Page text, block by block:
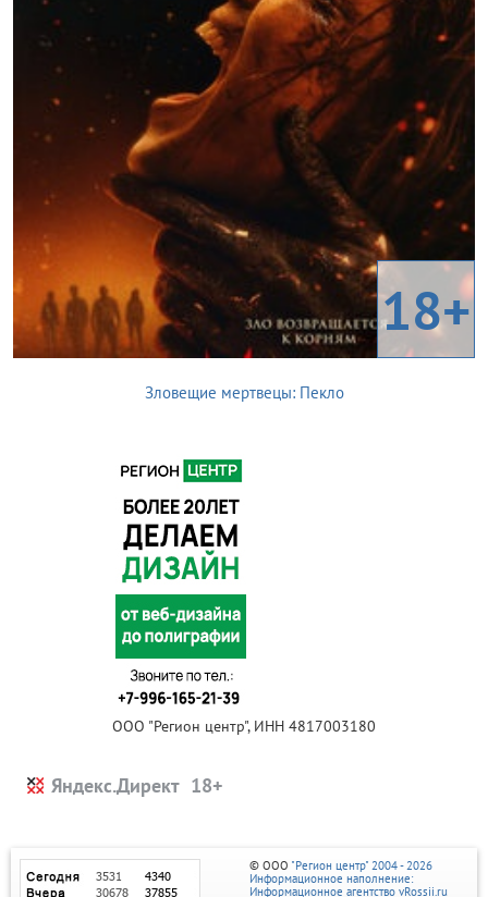
18+
Зловещие мертвецы: Пекло
ООО "Регион центр", ИНН 4817003180
Яндекс.Директ
© ООО "Регион центр" 2004 - 2026
Информационное наполнение:
Информационное агентство vRossii.ru